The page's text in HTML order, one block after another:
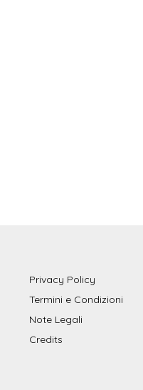
Privacy Policy
Termini e Condizioni
Note Legali
Credits